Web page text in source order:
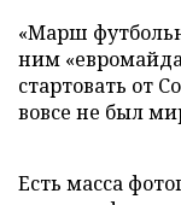
«Марш
ним
стартовать от
вовсе не был
Есть масса